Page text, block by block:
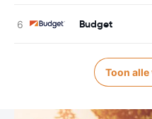
Budget
Toon